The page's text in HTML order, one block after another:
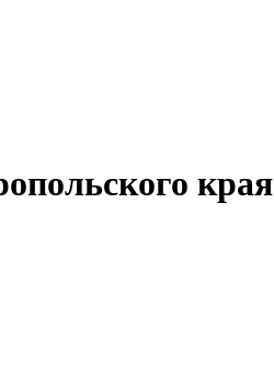
края